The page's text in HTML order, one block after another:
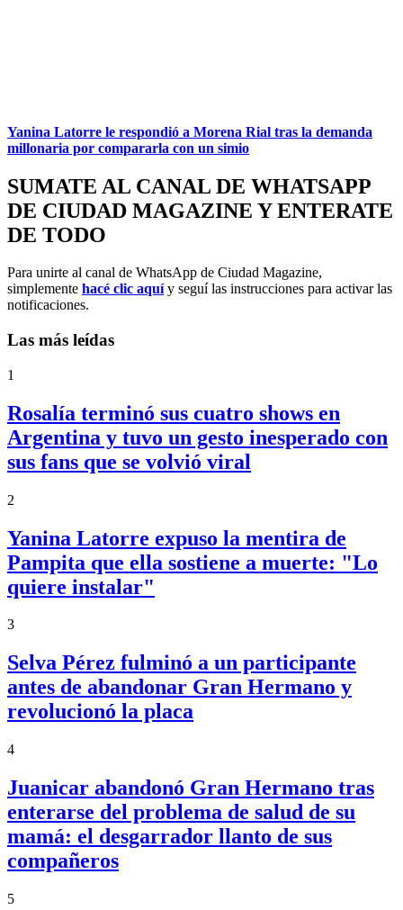
Yanina Latorre le respondió a Morena Rial tras la demanda
millonaria por compararla con un simio
SUMATE AL CANAL DE WHATSAPP
DE CIUDAD MAGAZINE Y ENTERATE
DE TODO
Para unirte al canal de WhatsApp de Ciudad Magazine,
simplemente hacé clic aquíy seguí las instrucciones para activar las
notificaciones.
Las más leídas
1
Rosalía terminó sus cuatro shows en
Argentina y tuvo un gesto inesperado con
sus fans que se volvió viral
2
Yanina Latorre expuso la mentira de
Pampita que ella sostiene a muerte: "Lo
quiere instalar"
3
Selva Pérez fulminó a un participante
antes de abandonar Gran Hermano y
revolucionó la placa
4
Juanicar abandonó Gran Hermano tras
enterarse del problema de salud de su
mamá: el desgarrador llanto de sus
compañeros
5